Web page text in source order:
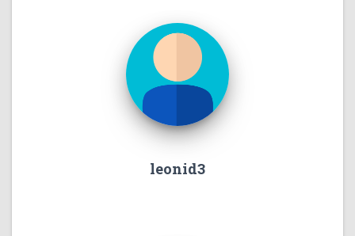
leonid3